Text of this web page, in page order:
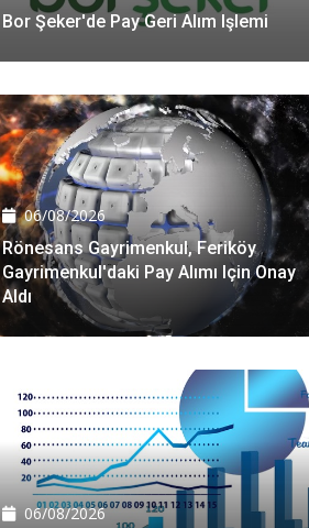
Bor Şeker'de Pay Geri Alım Işlemi
06/08/2026
Rönesans Gayrimenkul, Feriköy
Gayrimenkul'daki Pay Alımı Için Onay
Aldı
06/08/2026